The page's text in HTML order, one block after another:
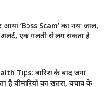
‘Boss Scam’ का नया जाल,
अलर्ट, एक गलती से लग सकता है
Tips: बारिश के बाद जमा
है बीमारियों का खतरा, बचाव के